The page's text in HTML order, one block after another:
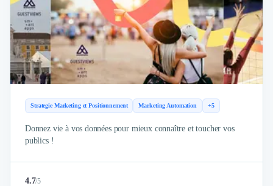
Strategie Marketing et Positionnement Marketing Automation +5
Donnez vie à vos données pour mieux connaître et toucher vos
publics !
4.7/5